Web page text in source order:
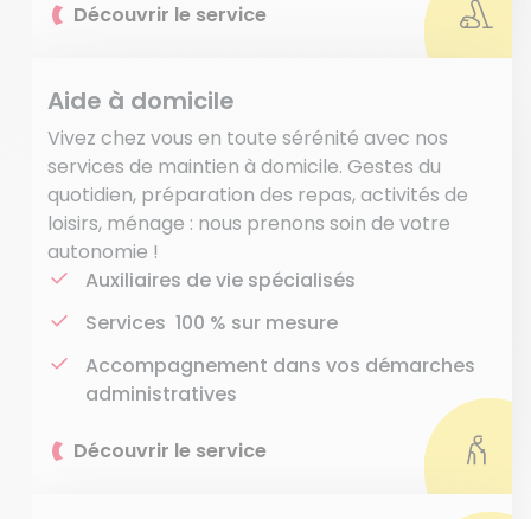
Découvrir le service
Aide à domicile
Vivez chez vous en toute sérénité avec nos
services de maintien à domicile. Gestes du
quotidien, préparation des repas, activités de
loisirs, ménage : nous prenons soin de votre
autonomie !
Auxiliaires de vie spécialisés
Services 100 % sur mesure
Accompagnement dans vos démarches
administratives
Découvrir le service